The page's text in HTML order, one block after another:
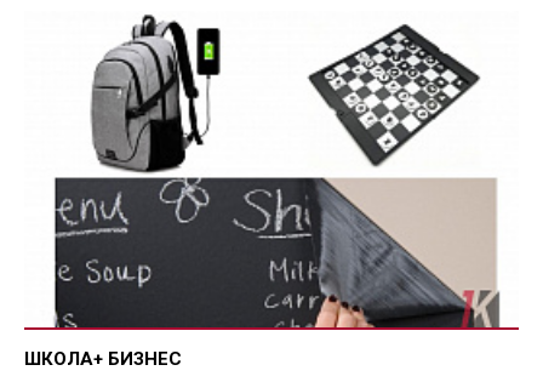
ШКОЛА+ БИЗНЕС